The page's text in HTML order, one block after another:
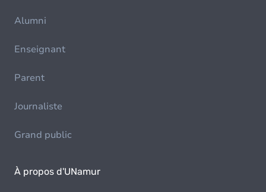
Alumni
Enseignant
Parent
Journaliste
Grand public
À propos d'UNamur